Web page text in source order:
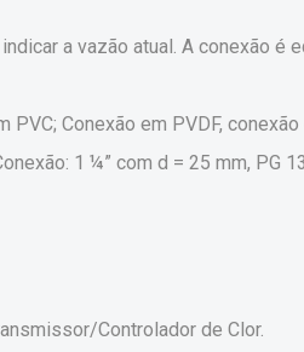
a vazão atual. A conexão é
PVC; Conexão em PVDF,
1 ¼” com d = 25 mm, PG
Controlador de Clor.